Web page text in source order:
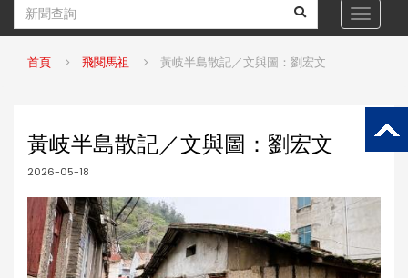
Toggle
首頁 飛閱馬祖 黃岐半島散記／文與圖：劉宏文
黃岐半島散記／文與圖：劉宏文
2026-05-18